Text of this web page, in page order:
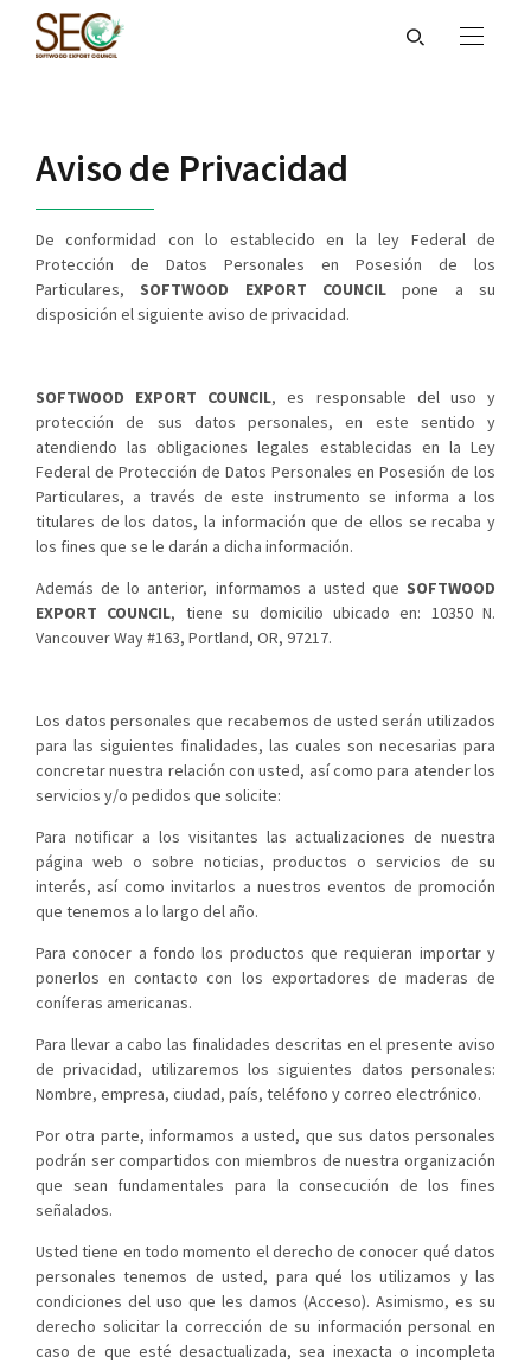
Aviso de Privacidad
De conformidad con lo establecido en la ley Federal de
Protección de Datos Personales en Posesión de los
Particulares, SOFTWOOD EXPORT COUNCIL pone a su
disposición el siguiente aviso de privacidad.
SOFTWOOD EXPORT COUNCIL, es responsable del uso y
protección de sus datos personales, en este sentido y
atendiendo las obligaciones legales establecidas en la Ley
Federal de Protección de Datos Personales en Posesión de los
Particulares, a través de este instrumento se informa a los
titulares de los datos, la información que de ellos se recaba y
los fines que se le darán a dicha información.
Además de lo anterior, informamos a usted que SOFTWOOD
EXPORT COUNCIL, tiene su domicilio ubicado en: 10350 N.
Vancouver Way #163, Portland, OR, 97217.
Los datos personales que recabemos de usted serán utilizados
para las siguientes finalidades, las cuales son necesarias para
concretar nuestra relación con usted, así como para atender los
servicios y/o pedidos que solicite:
Para notificar a los visitantes las actualizaciones de nuestra
página web o sobre noticias, productos o servicios de su
interés, así como invitarlos a nuestros eventos de promoción
que tenemos a lo largo del año.
Para conocer a fondo los productos que requieran importar y
ponerlos en contacto con los exportadores de maderas de
coníferas americanas.
Para llevar a cabo las finalidades descritas en el presente aviso
de privacidad, utilizaremos los siguientes datos personales:
Nombre, empresa, ciudad, país, teléfono y correo electrónico.
Por otra parte, informamos a usted, que sus datos personales
podrán ser compartidos con miembros de nuestra organización
que sean fundamentales para la consecución de los fines
señalados.
Usted tiene en todo momento el derecho de conocer qué datos
personales tenemos de usted, para qué los utilizamos y las
condiciones del uso que les damos (Acceso). Asimismo, es su
derecho solicitar la corrección de su información personal en
caso de que esté desactualizada, sea inexacta o incompleta